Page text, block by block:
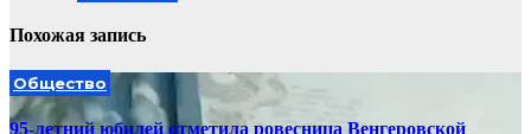
Похожая запись
Общество
95-летний юбилей отметила ровесница Венгеровской